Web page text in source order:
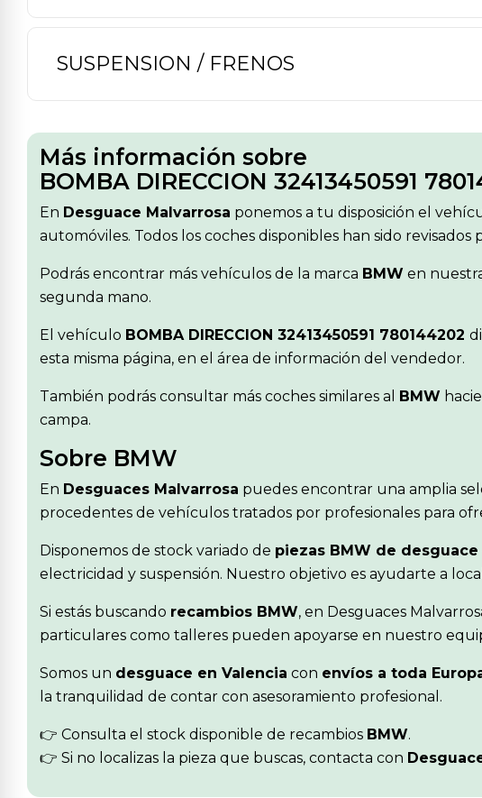
SUSPENSION / FRENOS
Más información sobre
BOMBA DIRECCION 32413450591
En Desguace Malvarrosa ponemos a tu disposición el
automóviles. Todos los coches disponibles han sido
Podrás encontrar más vehículos de la marca BMW en
segunda mano.
El vehículo BOMBA DIRECCION 32413450591 780144202
esta misma página, en el área de información del vendedor.
También podrás consultar más coches similares al BMW
campa.
Sobre BMW
En Desguaces Malvarrosa puedes encontrar una amplia
procedentes de vehículos tratados por profesionales para
Disponemos de stock variado de piezas BMW de desguace
electricidad y suspensión. Nuestro objetivo es ayudarte a
Si estás buscando recambios BMW, en Desguaces
particulares como talleres pueden apoyarse en nuestro
Somos un desguace en Valencia con envíos a toda
la tranquilidad de contar con asesoramiento profesional.
👉 Consulta el stock disponible de recambios BMW.
👉 Si no localizas la pieza que buscas, contacta con